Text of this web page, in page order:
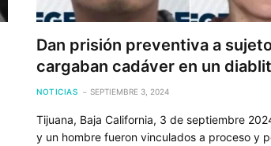
Dan prisión preventiva a
cargaban cadáver en un
NOTICIAS SEPTIEMBRE 3, 2024
Tijuana, Baja California, 3 de septiembre
y un hombre fueron vinculados a proceso y